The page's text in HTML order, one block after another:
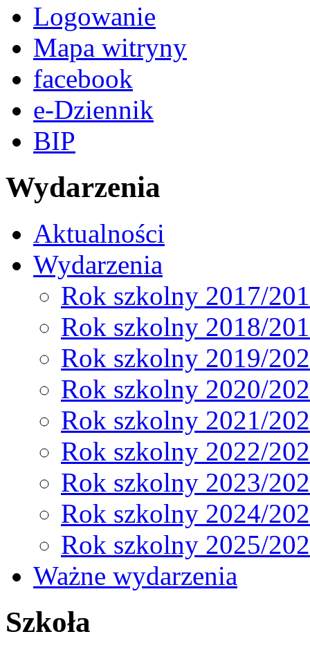
Logowanie
Mapa witryny
facebook
e-Dziennik
BIP
Wydarzenia
Aktualności
Wydarzenia
Rok szkolny 2017/
Rok szkolny 2018/
Rok szkolny 2019/
Rok szkolny 2020/
Rok szkolny 2021/
Rok szkolny 2022/
Rok szkolny 2023/
Rok szkolny 2024/
Rok szkolny 2025/
Ważne wydarzenia
Szkoła